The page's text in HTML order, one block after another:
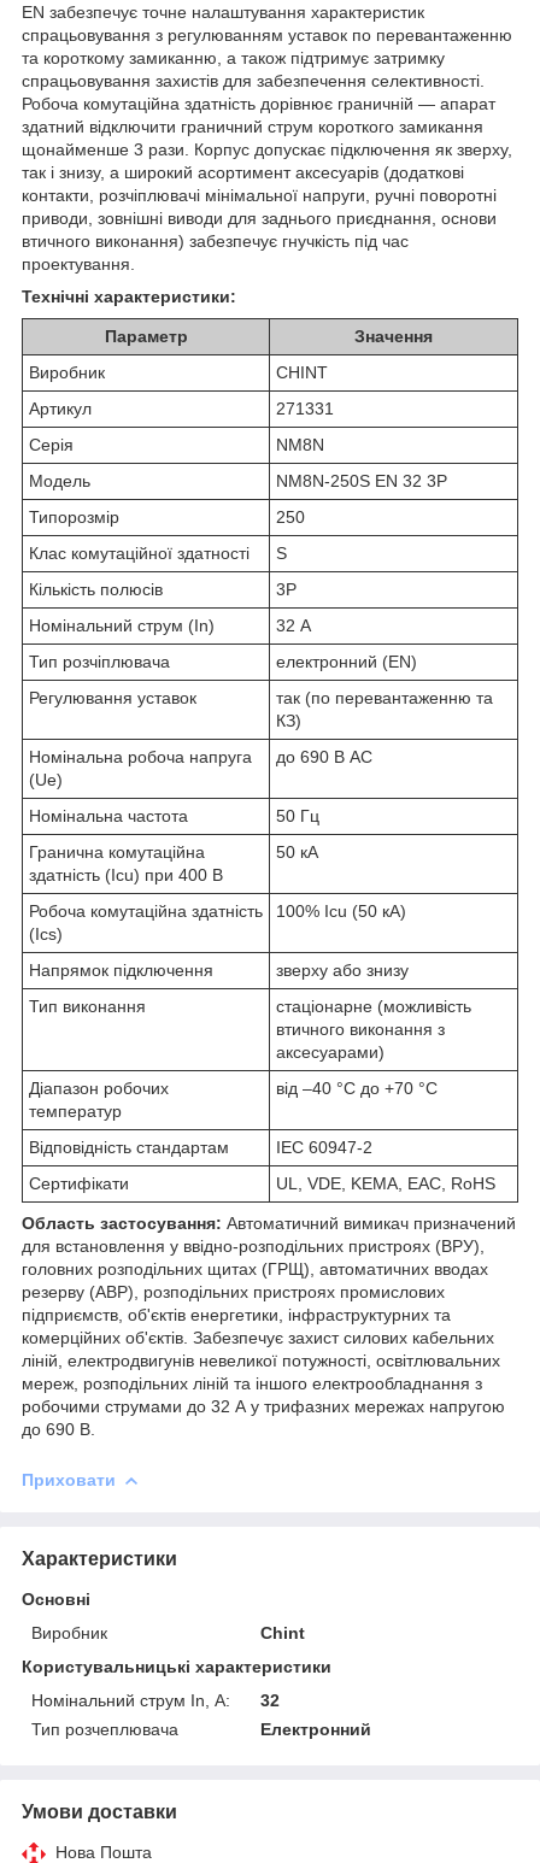
EN забезпечує точне налаштування характеристик
спрацьовування з регулюванням уставок по перевантаженню
та короткому замиканню, а також підтримує затримку
спрацьовування захистів для забезпечення селективності.
Робоча комутаційна здатність дорівнює граничній — апарат
здатний відключити граничний струм короткого замикання
щонайменше 3 рази. Корпус допускає підключення як зверху,
так і знизу, а широкий асортимент аксесуарів (додаткові
контакти, розчіплювачі мінімальної напруги, ручні поворотні
приводи, зовнішні виводи для заднього приєднання, основи
втичного виконання) забезпечує гнучкість під час
проектування.
Технічні характеристики:
Параметр
Значення
Виробник
CHINT
Артикул
271331
Серія
NM8N
Модель
NM8N-250S EN 32 3P
Типорозмір
250
Клас комутаційної здатності
S
Кількість полюсів
3P
Номінальний струм (In)
32 А
Тип розчіплювача
електронний (EN)
Регулювання уставок
так (по перевантаженню та
КЗ)
Номінальна робоча напруга
(Ue)
до 690 В AC
Номінальна частота
50 Гц
Гранична комутаційна
здатність (Icu) при 400 В
50 кА
Робоча комутаційна здатність
(Ics)
100% Icu (50 кА)
Напрямок підключення
зверху або знизу
Тип виконання
стаціонарне (можливість
втичного виконання з
аксесуарами)
Діапазон робочих
температур
від –40 °C до +70 °C
Відповідність стандартам
IEC 60947-2
Сертифікати
UL, VDE, KEMA, EAC, RoHS
Область застосування: Автоматичний вимикач призначений
для встановлення у ввідно-розподільних пристроях (ВРУ),
головних розподільних щитах (ГРЩ), автоматичних вводах
резерву (АВР), розподільних пристроях промислових
підприємств, об'єктів енергетики, інфраструктурних та
комерційних об'єктів. Забезпечує захист силових кабельних
ліній, електродвигунів невеликої потужності, освітлювальних
мереж, розподільних ліній та іншого електрообладнання з
робочими струмами до 32 А у трифазних мережах напругою
до 690 В.
Приховати
Характеристики
Основні
Виробник
Chint
Користувальницькі характеристики
Номінальний струм In, А:
32
Тип розчеплювача
Електронний
Умови доставки
Нова Пошта